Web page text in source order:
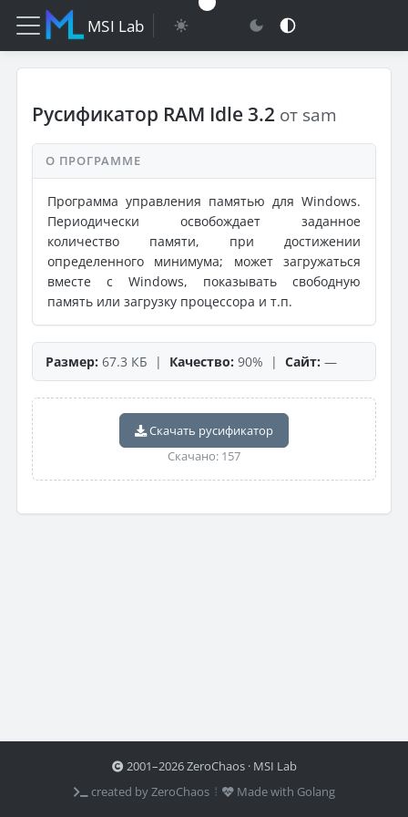
MSI Lab
Русификатор RAM Idle 3.2 от sam
О ПРОГРАММЕ
Программа управления памятью для Windows.
Периодически освобождает заданное
количество памяти, при достижении
определенного минимума; может загружаться
вместе с Windows, показывать свободную
память или загрузку процессора и т.п.
Размер: 67.3 КБ | Качество: 90% | Сайт: —
Скачать русификатор
Скачано: 157
2001–2026 ZeroChaos · MSI Lab
created by ZeroChaos ⦙
Made with Golang